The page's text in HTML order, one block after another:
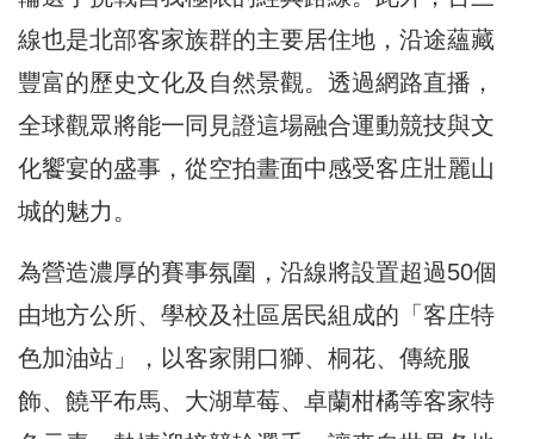
線也是北部客家族群的主要居住地，沿途蘊藏
豐富的歷史文化及自然景觀。透過網路直播，
全球觀眾將能一同見證這場融合運動競技與文
化饗宴的盛事，從空拍畫面中感受客庄壯麗山
城的魅力。
為營造濃厚的賽事氛圍，沿線將設置超過50個
由地方公所、學校及社區居民組成的「客庄特
色加油站」，以客家開口獅、桐花、傳統服
飾、饒平布馬、大湖草莓、卓蘭柑橘等客家特